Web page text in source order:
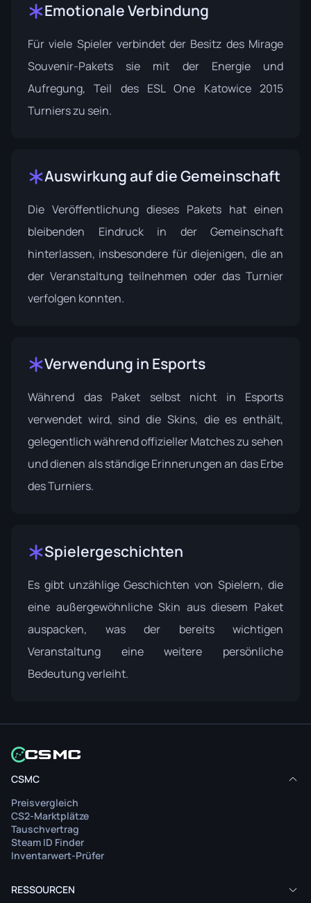
Emotionale Verbindung
Für viele Spieler verbindet der Besitz des Mirage
Souvenir-Pakets sie mit der Energie und
Aufregung, Teil des ESL One Katowice 2015
Turniers zu sein.
Auswirkung auf die Gemeinschaft
Die Veröffentlichung dieses Pakets hat einen
bleibenden Eindruck in der Gemeinschaft
hinterlassen, insbesondere für diejenigen, die an
der Veranstaltung teilnehmen oder das Turnier
verfolgen konnten.
Verwendung in Esports
Während das Paket selbst nicht in Esports
verwendet wird, sind die Skins, die es enthält,
gelegentlich während offizieller Matches zu sehen
und dienen als ständige Erinnerungen an das Erbe
des Turniers.
Spielergeschichten
Es gibt unzählige Geschichten von Spielern, die
eine außergewöhnliche Skin aus diesem Paket
auspacken, was der bereits wichtigen
Veranstaltung eine weitere persönliche
Bedeutung verleiht.
CSMC
Preisvergleich
CS2-Marktplätze
Tauschvertrag
Steam ID Finder
Inventarwert-Prüfer
RESSOURCEN